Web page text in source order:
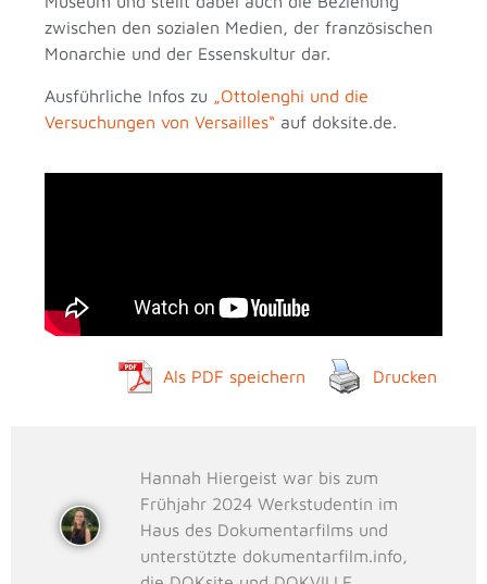
zwischen den sozialen Medien, der französischen
Monarchie und der Essenskultur dar.
Ausführliche Infos zu
„Ottolenghi und die
Versuchungen von Versailles“ auf doksite.de.
Als PDF speichern Drucken
Hannah Hiergeist war bis zum
Frühjahr 2024 Werkstudentin im
Haus des Dokumentarfilms und
unterstützte dokumentarfilm.info,